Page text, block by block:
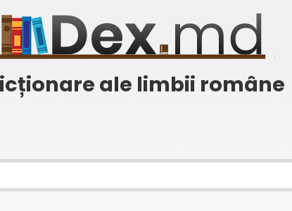
ale limbii române